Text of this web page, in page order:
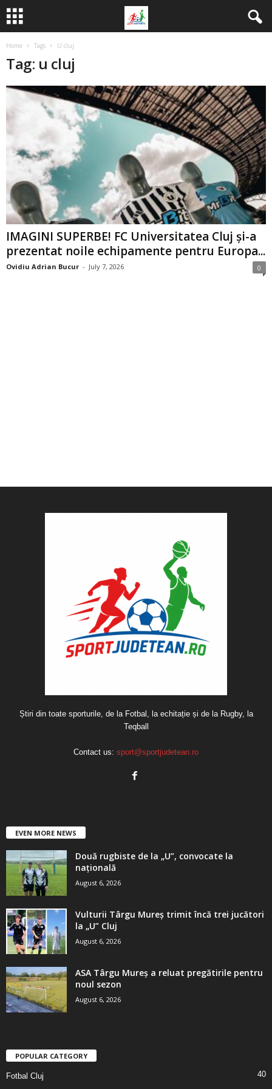
Home Tags U cluj
Tag: u cluj
IMAGINI SUPERBE! FC Universitatea Cluj și-a
prezentat noile echipamente pentru Europa...
Ovidiu Adrian Bucur - July 7, 2026 0
Știri din toate sporturile, de la Fotbal, la echitație și de la Rugby, la
Teqball
Contact us: sport@sportjudetean.ro
EVEN MORE NEWS
Două rugbiste de la „U”, convocate la
națională
August 6, 2026
Vulturii Târgu Mureș trimit încă trei jucători
la „U” Cluj
August 6, 2026
ASA Târgu Mureș a reluat pregătirile pentru
noul sezon
August 6, 2026
POPULAR CATEGORY
Fotbal Cluj
40